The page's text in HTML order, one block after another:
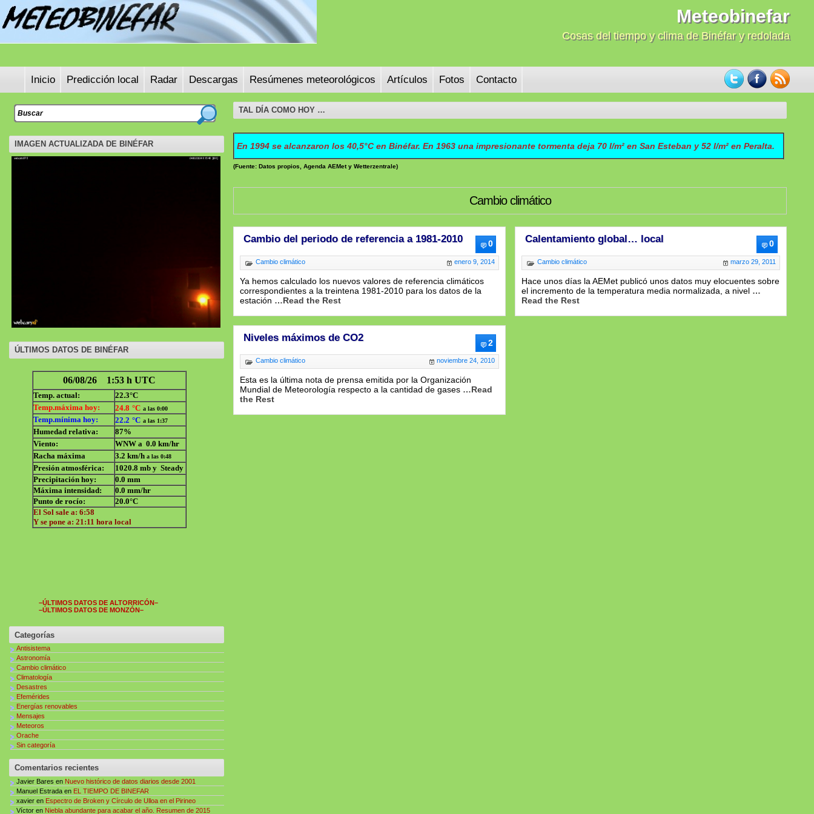
Meteobinefar
Cosas del tiempo y clima de Binéfar y redolada
Inicio Predicción local Radar Descargas Resúmenes meteorológicos Artículos Fotos Contacto
TAL DÍA COMO HOY …
En 1994 se alcanzaron los 40,5°C en Binéfar. En 1963 una impresionante tormenta deja 70 l/m² en San Esteban y 52 l/m² en Peralta.
(Fuente: Datos propios, Agenda AEMet y Wetterzentrale)
Cambio climático
0
Cambio del periodo de referencia a 1981-2010
enero 9, 2014
Cambio climático
Ya hemos calculado los nuevos valores de referencia climáticos
correspondientes a la treintena 1981-2010 para los datos de la
estación …Read the Rest
0
Calentamiento global… local
marzo 29, 2011
Cambio climático
Hace unos días la AEMet publicó unos datos muy elocuentes sobre
el incremento de la temperatura media normalizada, a nivel …
Read the Rest
2
Niveles máximos de CO2
noviembre 24, 2010
Cambio climático
Esta es la última nota de prensa emitida por la Organización
Mundial de Meteorología respecto a la cantidad de gases …Read
the Rest
IMAGEN ACTUALIZADA DE BINÉFAR
ÚLTIMOS DATOS DE BINÉFAR
–ÚLTIMOS DATOS DE ALTORRICÓN–
–ÚLTIMOS DATOS DE MONZÓN–
Categorías
Antisistema
Astronomía
Cambio climático
Climatología
Desastres
Efemérides
Energías renovables
Mensajes
Meteoros
Orache
Sin categoría
Comentarios recientes
Javier Bares en Nuevo histórico de datos diarios desde 2001
Manuel Estrada en EL TIEMPO DE BINEFAR
xavier en Espectro de Broken y Círculo de Ulloa en el Pirineo
Víctor en Niebla abundante para acabar el año. Resumen de 2015